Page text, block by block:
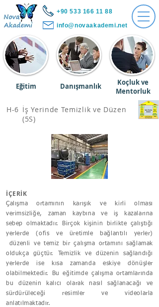
+90 533 166 11 88
info@novaakademi.net
Eğitim Danışmanlık
Koçluk ve
Mentorluk
İş Yerinde Temizlik ve Düzen
(5S)
H-6
İÇERİK
Çalışma ortamının karışık ve kirli olması
verimsizliğe, zaman kaybına ve iş kazalarına
sebep olmaktadır. Birçok kişinin birlikte çalıştığı
yerlerde (ofis ve üretimle bağlantılı yerler)
düzenli ve temiz bir çalışma ortamını sağlamak
oldukça güçtür. Temizlik ve düzenin sağlandığı
yerlerde ise kısa zamanda eskiye dönüşler
olabilmektedir. Bu eğitimde çalışma ortamlarında
bu düzenin kalıcı olarak nasıl sağlanacağı ve
sürdürüleceği resimler ve videolarla
anlatılmaktadır.